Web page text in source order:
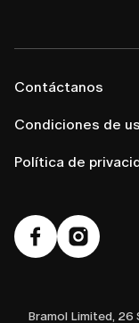
Contáctanos
Condiciones de
Política de
Bramol Limited,